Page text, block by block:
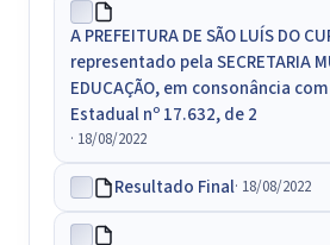
A PREFEITURA DE SÃO LUÍS DO
representado pela SECRETARIA
EDUCAÇÃO, em consonância
Estadual nº 17.632, de 2
· 18/08/2022
Resultado Final· 18/08/2022